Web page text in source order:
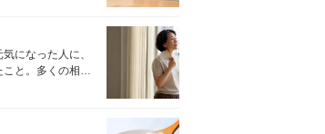
になった人に、
と。多くの相談